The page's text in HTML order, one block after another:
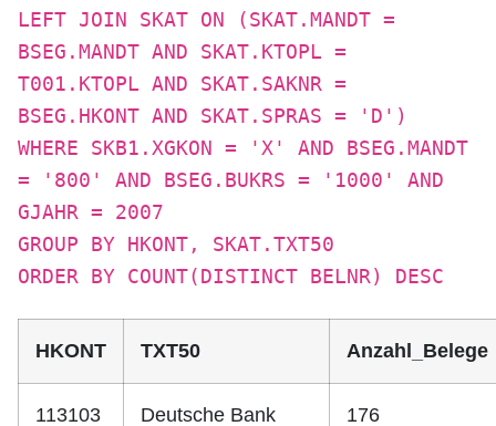
LEFT JOIN SKAT ON (SKAT.MANDT =
BSEG.MANDT AND SKAT.KTOPL =
T001.KTOPL AND SKAT.SAKNR =
BSEG.HKONT AND SKAT.SPRAS = 'D')
WHERE SKB1.XGKON = 'X' AND BSEG.MANDT
= '800' AND BSEG.BUKRS = '1000' AND
GJAHR = 2007
GROUP BY HKONT, SKAT.TXT50
ORDER BY COUNT(DISTINCT BELNR) DESC
HKONT TXT50 Anzahl_Belege
113103 Deutsche Bank 176